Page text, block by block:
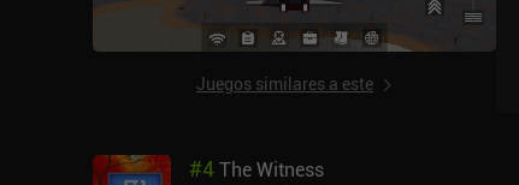
Juegos similares a este
#4 The Witness